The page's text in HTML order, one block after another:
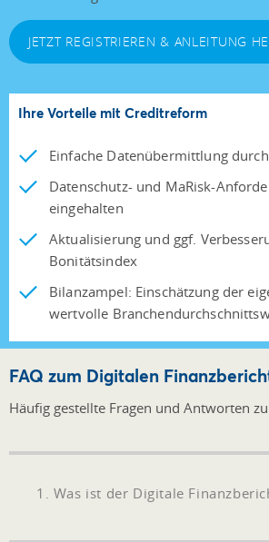
JETZT REGISTRIEREN & ANLEITUNG
Ihre Vorteile mit Creditreform
Einfache Datenübermittlung
Datenschutz- und MaRisk-
eingehalten
Aktualisierung und ggf.
Bonitätsindex
Bilanzampel: Einschätzung der
wertvolle
FAQ zum Digitalen
Häufig gestellte Fragen und Antworten
1. Was ist der Digitale